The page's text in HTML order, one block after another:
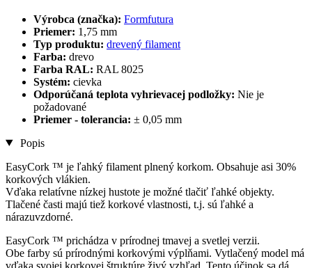
Výrobca (značka): Formfutura
Priemer: 1,75 mm
Typ produktu: drevený filament
Farba: drevo
Farba RAL: RAL 8025
Systém: cievka
Odporúčaná teplota vyhrievacej podložky: Nie je
požadované
Priemer - tolerancia: ± 0,05 mm
Popis
EasyCork ™ je ľahký filament plnený korkom. Obsahuje asi 30%
korkových vlákien.
Vďaka relatívne nízkej hustote je možné tlačiť ľahké objekty.
Tlačené časti majú tiež korkové vlastnosti, t.j. sú ľahké a
nárazuvzdorné.
EasyCork ™ prichádza v prírodnej tmavej a svetlej verzii.
Obe farby sú prírodnými korkovými výplňami. Vytlačený model má
vďaka svojej korkovej štruktúre živý vzhľad. Tento účinok sa dá